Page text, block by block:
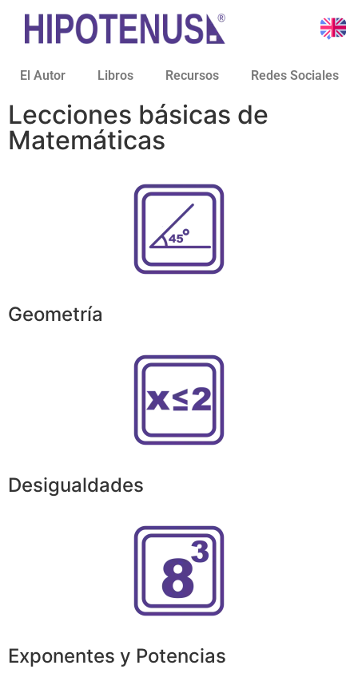
El Autor Libros Recursos Redes Sociales
Lecciones básicas de
Matemáticas
Geometría
Desigualdades
Exponentes y Potencias